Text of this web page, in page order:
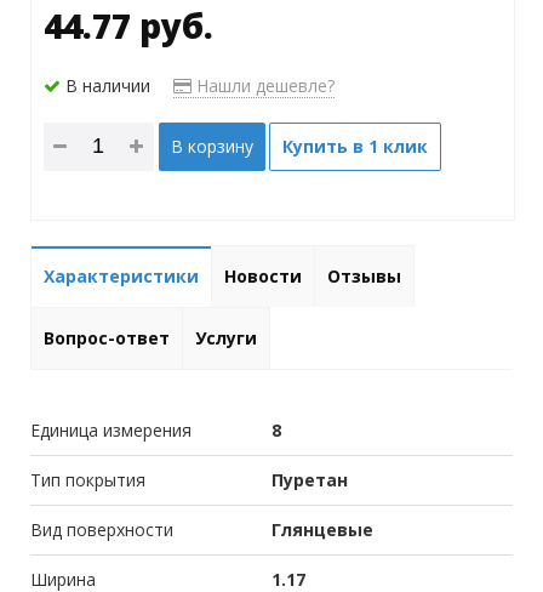
44.77 руб.
В наличии Нашли дешевле?
В корзину Купить в 1 клик
Характеристики Новости Отзывы
Вопрос-ответ Услуги
Единица измерения 8
Тип покрытия Пуретан
Вид поверхности Глянцевые
Ширина 1.17